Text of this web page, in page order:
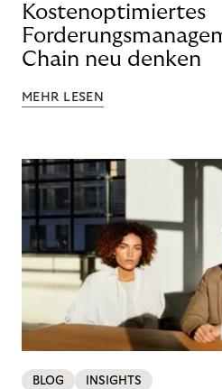
Kostenoptimiertes
Chain neu denken
MEHR LESEN
BLOG INSIGHTS